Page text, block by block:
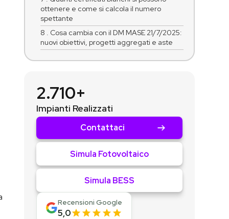
ottenere e come si calcola il numero
spettante
8 . Cosa cambia con il DM MASE 21/7/2025:
nuovi obiettivi, progetti aggregati e aste
2.710+
Impianti Realizzati
Contattaci
Simula Fotovoltaico
Simula BESS
Recensioni Google
5,0